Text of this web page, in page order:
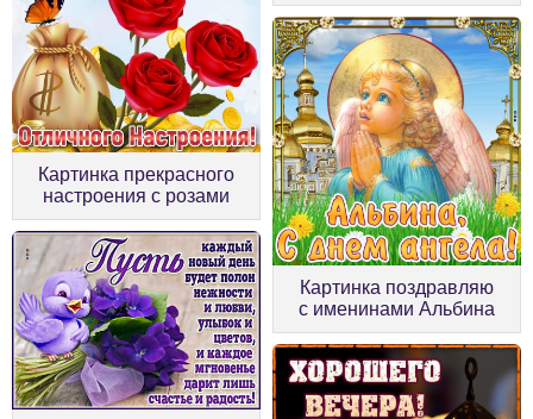
Картинка прекрасного
настроения с розами
Картинка поздравляю
с именинами Альбина